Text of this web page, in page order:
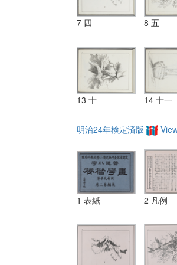
7 四 8 五
13 十 14 十一
明治24年検定済版
1 表紙 2 凡例